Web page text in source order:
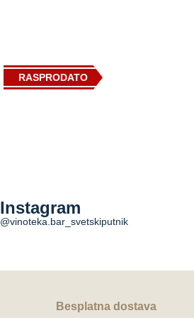
RASPRODATO
1.500,00RSD
Instagram
@vinoteka.bar_svetskiputnik
Besplatna dostava